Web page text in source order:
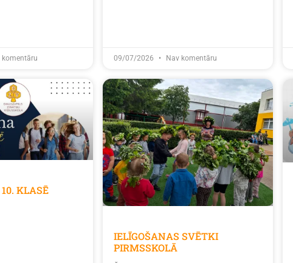
komentāru 09/07/2026 Nav komentāru
KLASĒ
IELĪGOŠANAS SVĒTKI
PIRMSSKOLĀ